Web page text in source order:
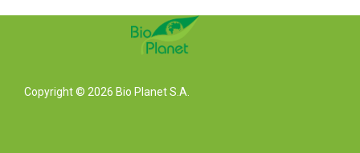
Copyright © 2026 Bio Planet S.A.